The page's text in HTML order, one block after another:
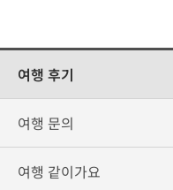
여행 후기
여행 문의
여행 같이가요